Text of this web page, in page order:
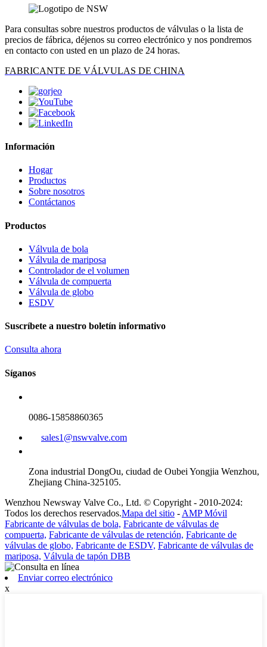
Para consultas sobre nuestros productos de válvulas o la lista de
precios de fábrica, déjenos su correo electrónico y nos pondremos
en contacto con usted en un plazo de 24 horas.
FABRICANTE DE VÁLVULAS DE CHINA
Información
Hogar
Productos
Sobre nosotros
Contáctanos
Productos
Válvula de bola
Válvula de mariposa
Controlador de el volumen
Válvula de compuerta
Válvula de globo
ESDV
Suscríbete a nuestro boletín informativo
Consulta ahora
Síganos
0086-15858860365
sales1@nswvalve.com
Zona industrial DongOu, ciudad de Oubei Yongjia Wenzhou,
Zhejiang China-325105.
Wenzhou Newsway Valve Co., Ltd. © Copyright - 2010-2024:
Todos los derechos reservados.Mapa del sitio - AMP Móvil
Fabricante de válvulas de bola, Fabricante de válvulas de
compuerta, Fabricante de válvulas de retención, Fabricante de
válvulas de globo, Fabricante de ESDV, Fabricante de válvulas de
mariposa, Válvula de tapón DBB
Enviar correo electrónico
x